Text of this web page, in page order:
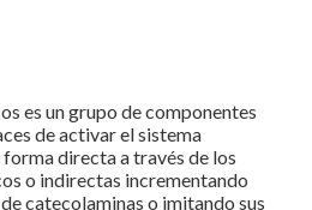
es un grupo de componentes
de activar el sistema
directa a través de los
o indirectas incrementando
catecolaminas o imitando sus